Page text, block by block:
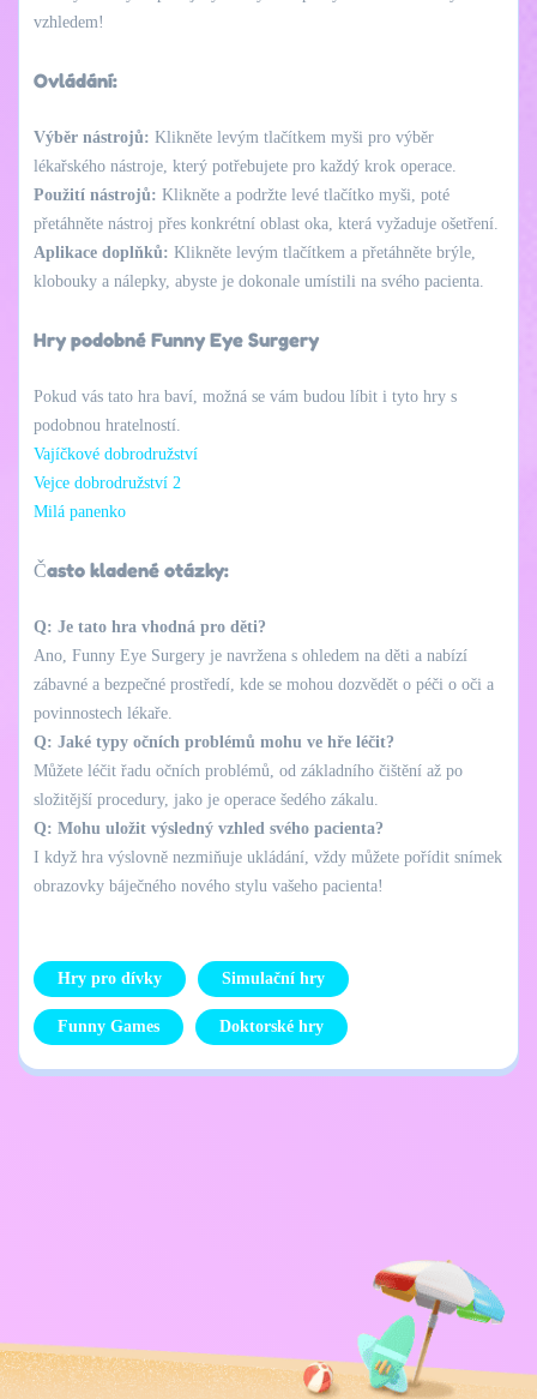
vzhledem!
Ovládání:
Výběr nástrojů: Klikněte levým tlačítkem myši pro výběr
lékařského nástroje, který potřebujete pro každý krok operace.
Použití nástrojů: Klikněte a podržte levé tlačítko myši, poté
přetáhněte nástroj přes konkrétní oblast oka, která vyžaduje ošetření.
Aplikace doplňků: Klikněte levým tlačítkem a přetáhněte brýle,
klobouky a nálepky, abyste je dokonale umístili na svého pacienta.
Hry podobné Funny Eye Surgery
Pokud vás tato hra baví, možná se vám budou líbit i tyto hry s
podobnou hratelností.
Vajíčkové dobrodružství
Vejce dobrodružství 2
Milá panenko
Často kladené otázky:
Q: Je tato hra vhodná pro děti?
Ano, Funny Eye Surgery je navržena s ohledem na děti a nabízí
zábavné a bezpečné prostředí, kde se mohou dozvědět o péči o oči a
povinnostech lékaře.
Q: Jaké typy očních problémů mohu ve hře léčit?
Můžete léčit řadu očních problémů, od základního čištění až po
složitější procedury, jako je operace šedého zákalu.
Q: Mohu uložit výsledný vzhled svého pacienta?
I když hra výslovně nezmiňuje ukládání, vždy můžete pořídit snímek
obrazovky báječného nového stylu vašeho pacienta!
Hry pro dívky Simulační hry
Funny Games Doktorské hry